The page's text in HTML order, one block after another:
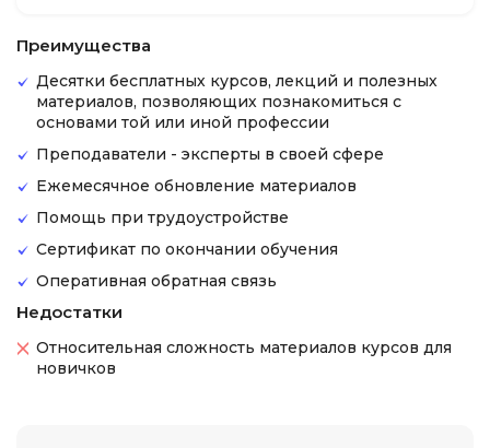
Преимущества
Десятки бесплатных курсов, лекций и полезных
материалов, позволяющих познакомиться с
основами той или иной профессии
Преподаватели - эксперты в своей сфере
Ежемесячное обновление материалов
Помощь при трудоустройстве
Сертификат по окончании обучения
Оперативная обратная связь
Недостатки
Относительная сложность материалов курсов для
новичков